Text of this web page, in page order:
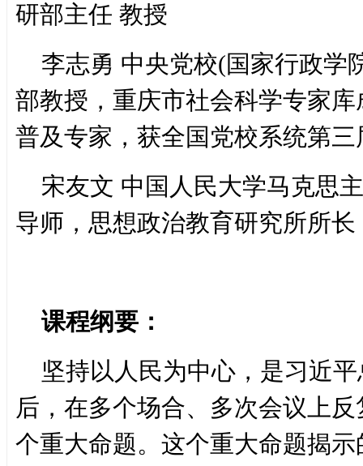
研部主任 教授
李志勇 中央党校(国家行政学
部教授，重庆市社会科学专家
普及专家，获全国党校系统第
宋友文 中国人民大学马克思
导师，思想政治教育研究所所长
课程纲要：
坚持以人民为中心，是习近
后，在多个场合、多次会议上
个重大命题。这个重大命题揭